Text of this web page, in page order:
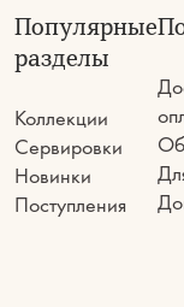
Популярные
разделы
Коллекции
Сервировки
Новинки
Поступления